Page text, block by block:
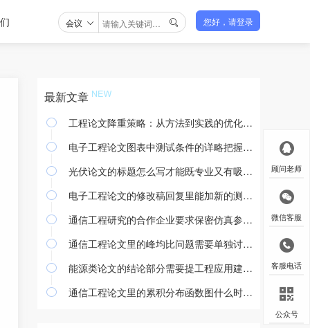
会议  您好，请登录
最新文章
 工程论文降重策略：从方法到实践的优化途径
 电子工程论文图表中测试条件的详略把握与撰写规范
 光伏论文的标题怎么写才能既专业又有吸引力
 电子工程论文的修改稿回复里能加新的测试结果吗
 通信工程研究的合作企业要求保密仿真参数怎么处理
 通信工程论文里的峰均比问题需要单独讨论吗
 能源类论文的结论部分需要提工程应用建议吗
 通信工程论文里的累积分布函数图什么时候用
顾问老师
微信客服
客服电话
公众号